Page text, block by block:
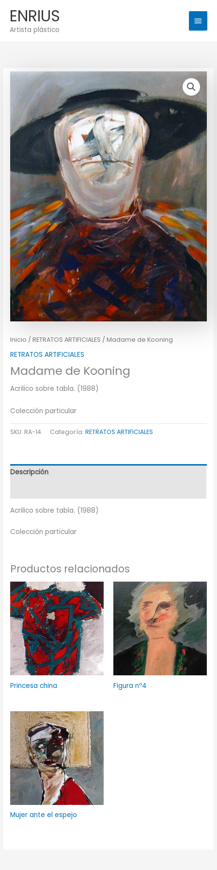
contenido
ENRIUS
Artista plástico
Inicio /RETRATOS ARTIFICIALES / Madame de Kooning
RETRATOS ARTIFICIALES
Madame de Kooning
Acrilico sobre tabla. (1988)
Colección particular
SKU: RA-14 Categoría:RETRATOS ARTIFICIALES
Descripción
Acrilico sobre tabla. (1988)
Colección particular
Productos relacionados
Princesa china Figura nº4
Mujer ante el espejo